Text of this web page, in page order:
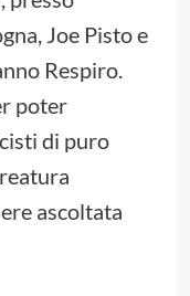
Joe Pisto e
Respiro.
poter
di puro
ascoltata